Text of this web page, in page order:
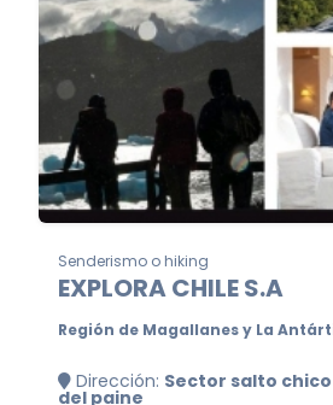
Senderismo o hiking
EXPLORA CHILE S.A
Región de Magallanes y La
Dirección: Sector salto chico
del paine